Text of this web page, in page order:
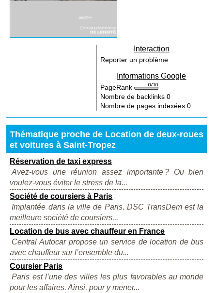
Interaction
Reporter un problème
Informations Google
PageRank
Nombre de backlinks0
Nombre de pages indexées0
Thématique proche de Location de deux-roues
et voitures à Saint-Tropez
Réservation de taxi express
Avez-vous une réunion assez importante ? Ou bien
voulez-vous éviter le stress de la...
Société de coursiers à Paris
Implantée dans la ville de Paris, DSC TransDem est la
meilleure société de coursiers...
Location de bus avec chauffeur en France
Central Autocar propose un service de location de bus
avec chauffeur sur l’ensemble du...
Coursier Paris
Paris est l’une des villes les plus favorables au monde
pour les affaires. Ainsi, pour y mener...